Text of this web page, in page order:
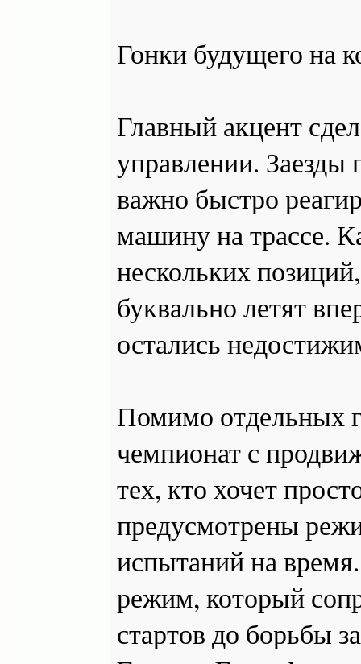
Гонки будущего на
Главный акцент
управлении. Заезды
важно быстро
машину на трассе.
нескольких
буквально летят
остались
Помимо отдельных
чемпионат с
тех, кто хочет
предусмотрены
испытаний на
режим, который
стартов до борьбы